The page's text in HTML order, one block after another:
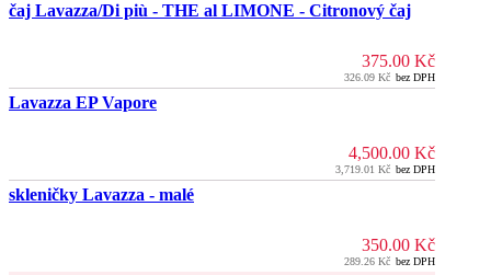
čaj Lavazza/Di più - THE al LIMONE - Citronový čaj
375.00 Kč
326.09 Kč bez DPH
Lavazza EP Vapore
4,500.00 Kč
3,719.01 Kč bez DPH
skleničky Lavazza - malé
350.00 Kč
289.26 Kč bez DPH